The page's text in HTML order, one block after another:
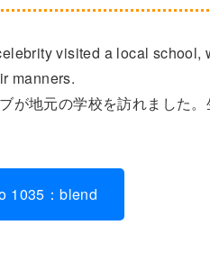
visited a local
manners.
が地元の学校を訪れました
1035：blend